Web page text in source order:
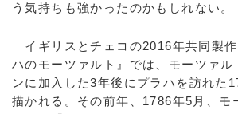
う気持ちも強かったのかもしれない。
イギリスとチェコの2016年共同製作
ハのモーツァルト』では、モーツァル
ンに加入した3年後にプラハを訪れた
描かれる。その前年、1786年5月、モ